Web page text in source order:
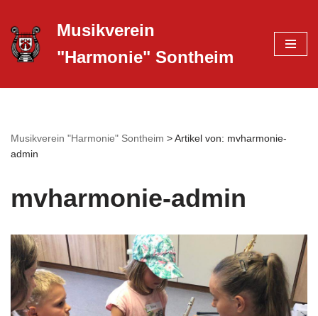
Zum
Inhalt
Musikverein
"Harmonie" Sontheim
Musikverein "Harmonie" Sontheim >Artikel von: mvharmonie-
admin
mvharmonie-admin